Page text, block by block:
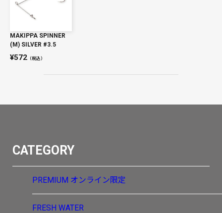
MAKIPPA SPINNER
(M) SILVER #3.5
572 （税込）
CATEGORY
PREMIUM オンライン限定
FRESH WATER